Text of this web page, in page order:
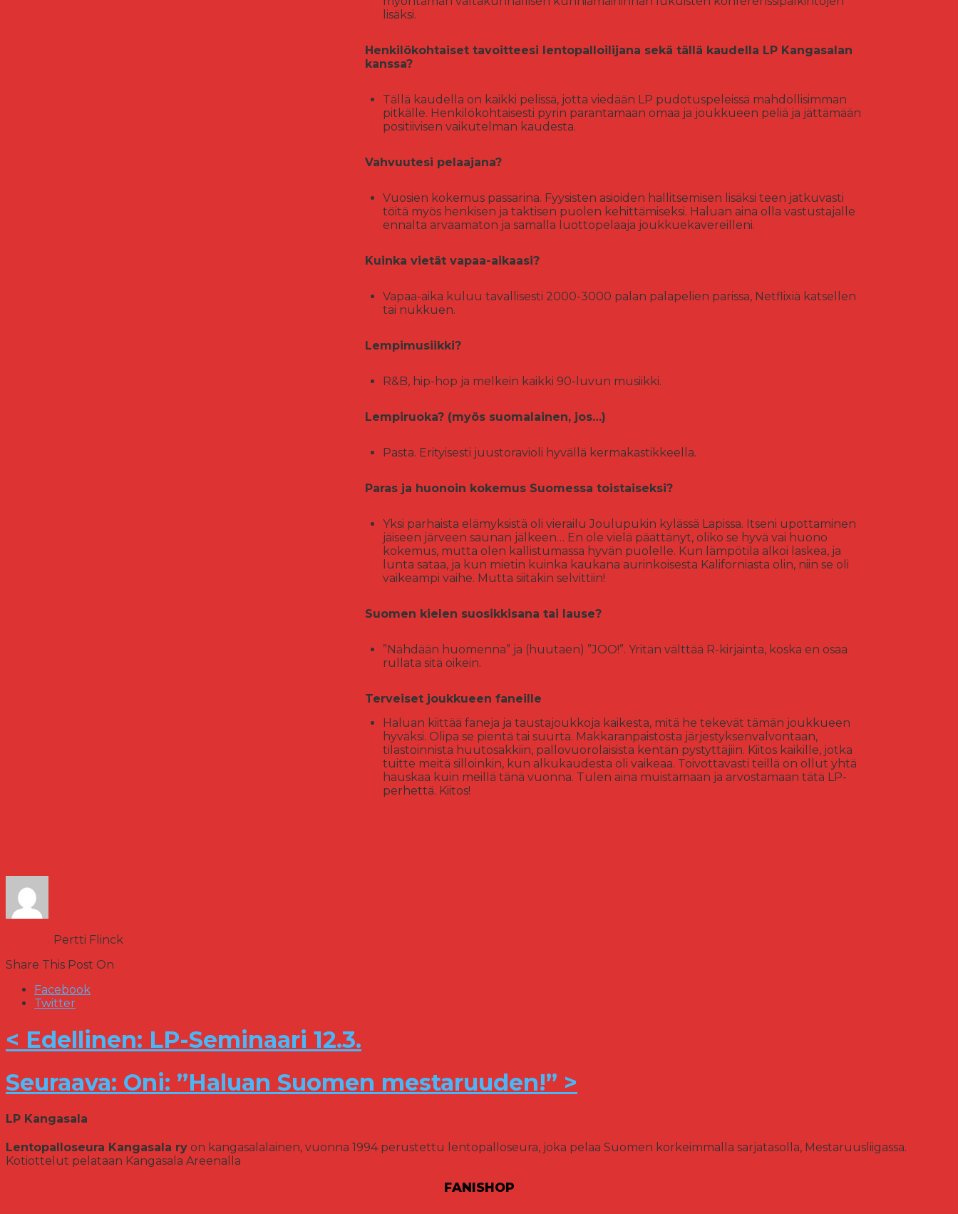
lisäksi.
Henkilökohtaiset tavoitteesi lentopalloilijana sekä tällä kaudella LP Kangasalan
kanssa?
Tällä kaudella on kaikki pelissä, jotta viedään LP pudotuspeleissä mahdollisimman
pitkälle. Henkilökohtaisesti pyrin parantamaan omaa ja joukkueen peliä ja jättämään
positiivisen vaikutelman kaudesta.
Vahvuutesi pelaajana?
Vuosien kokemus passarina. Fyysisten asioiden hallitsemisen lisäksi teen jatkuvasti
töitä myös henkisen ja taktisen puolen kehittämiseksi. Haluan aina olla vastustajalle
ennalta arvaamaton ja samalla luottopelaaja joukkuekavereilleni.
Kuinka vietät vapaa-aikaasi?
Vapaa-aika kuluu tavallisesti 2000-3000 palan palapelien parissa, Netflixiä katsellen
tai nukkuen.
Lempimusiikki?
R&B, hip-hop ja melkein kaikki 90-luvun musiikki.
Lempiruoka? (myös suomalainen, jos…)
Pasta. Erityisesti juustoravioli hyvällä kermakastikkeella.
Paras ja huonoin kokemus Suomessa toistaiseksi?
Yksi parhaista elämyksistä oli vierailu Joulupukin kylässä Lapissa. Itseni upottaminen
jäiseen järveen saunan jälkeen… En ole vielä päättänyt, oliko se hyvä vai huono
kokemus, mutta olen kallistumassa hyvän puolelle. Kun lämpötila alkoi laskea, ja
lunta sataa, ja kun mietin kuinka kaukana aurinkoisesta Kaliforniasta olin, niin se oli
vaikeampi vaihe. Mutta siitäkin selvittiin!
Suomen kielen suosikkisana tai lause?
”Nähdään huomenna” ja (huutaen) ”JOO!”. Yritän välttää R-kirjainta, koska en osaa
rullata sitä oikein.
Terveiset joukkueen faneille
Haluan kiittää faneja ja taustajoukkoja kaikesta, mitä he tekevät tämän joukkueen
hyväksi. Olipa se pientä tai suurta. Makkaranpaistosta järjestyksenvalvontaan,
tilastoinnista huutosakkiin, pallovuorolaisista kentän pystyttäjiin. Kiitos kaikille, jotka
tuitte meitä silloinkin, kun alkukaudesta oli vaikeaa. Toivottavasti teillä on ollut yhtä
hauskaa kuin meillä tänä vuonna. Tulen aina muistamaan ja arvostamaan tätä LP-
perhettä. Kiitos!
Pertti Flinck
Share This Post On
Facebook
Twitter
< Edellinen: LP-Seminaari 12.3.
Seuraava: Oni: ”Haluan Suomen mestaruuden!” >
LP Kangasala
Lentopalloseura Kangasala ry on kangasalalainen, vuonna 1994 perustettu lentopalloseura, joka pelaa Suomen korkeimmalla sarjatasolla, Mestaruusliigassa.
Kotiottelut pelataan Kangasala Areenalla
FANISHOP